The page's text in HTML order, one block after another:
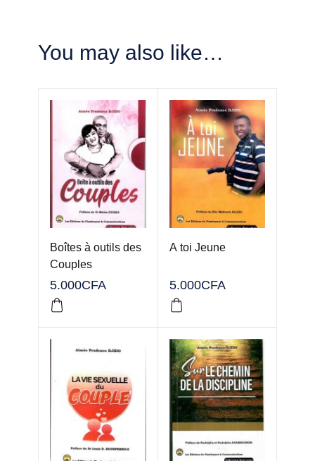
You may also like…
Boîtes à outils des
Couples
5.000CFA
A toi Jeune
5.000CFA